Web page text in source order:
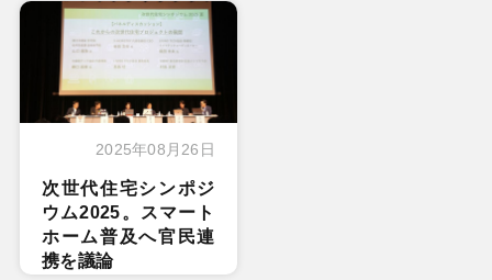
2025年08月26日
次世代住宅シンポジ
ウム2025。スマート
ホーム普及へ官民連
携を議論